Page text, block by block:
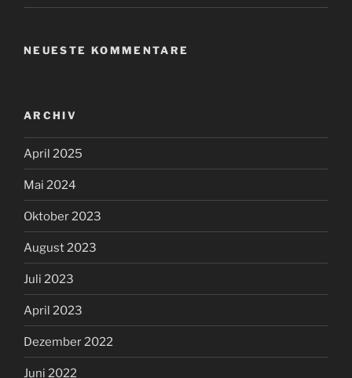
NEUESTE KOMMENTARE
ARCHIV
April 2025
Mai 2024
Oktober 2023
August 2023
Juli 2023
April 2023
Dezember 2022
Juni 2022